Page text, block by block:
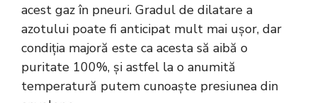
acest gaz în pneuri. Gradul de dilatare a
azotului poate fi anticipat mult mai ușor, dar
condiția majoră este ca acesta să aibă o
puritate 100%, și astfel la o anumită
temperatură putem cunoaște presiunea din